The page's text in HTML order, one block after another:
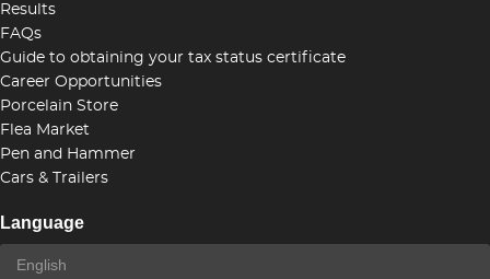
Results
FAQs
Guide to obtaining your tax status certificate
Career Opportunities
Porcelain Store
Flea Market
Pen and Hammer
Cars & Trailers
Language